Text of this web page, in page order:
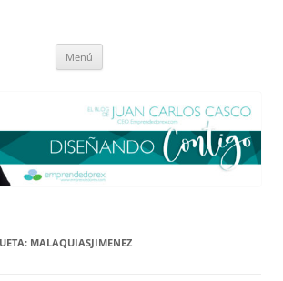
Menú
MALAQUIASJIMENEZ